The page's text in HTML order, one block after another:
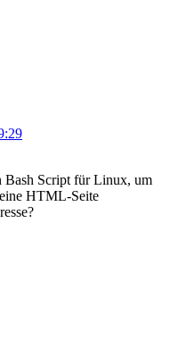
Bash Script für Linux, um
HTML-Seite